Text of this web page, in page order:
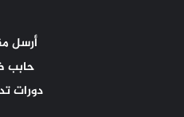
أرسل
حابب
دورات